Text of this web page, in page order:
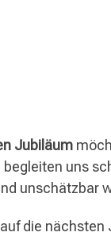
Jubiläum
begleiten uns
unschätzbar
die nächsten